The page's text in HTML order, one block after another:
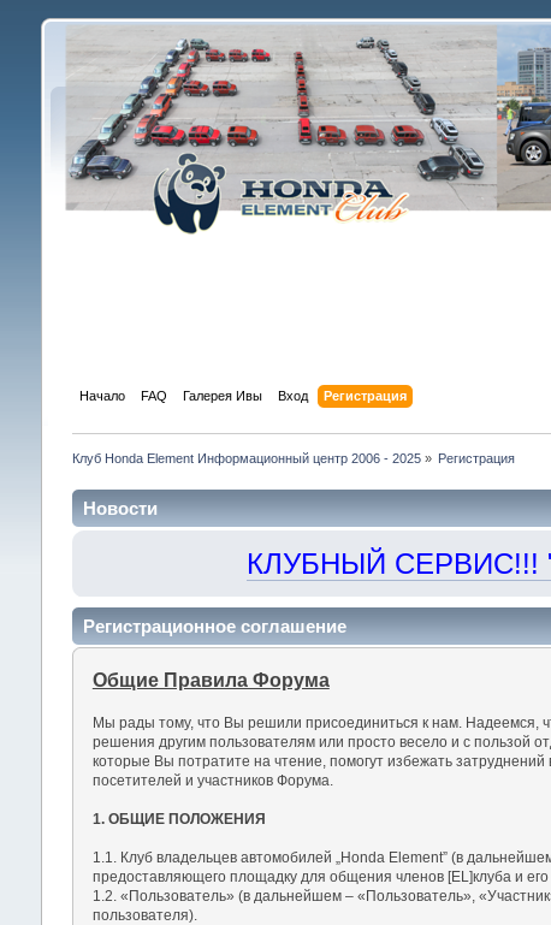
Начало FAQ Галерея Ивы Вход Регистрация
Клуб Honda Element Информационный центр 2006 - 2025» Регистрация
Новости
КЛУБНЫЙ СЕРВИС!!!
Регистрационное соглашение
Общие Правила Форума
Мы рады тому, что Вы решили присоединиться к нам. Надеемся,
решения другим пользователям или просто весело и с пользой
которые Вы потратите на чтение, помогут избежать
посетителей и участников Форума.
1. ОБЩИЕ ПОЛОЖЕНИЯ
1.1. Клуб владельцев автомобилей „Honda Element” (в
предоставляющего площадку для общения членов [EL]клуба и
1.2. «Пользователь» (в дальнейшем – «Пользователь»,
пользователя).